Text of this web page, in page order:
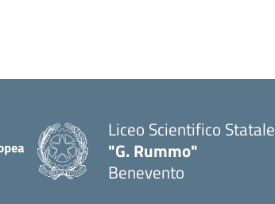
Liceo Scientifico Statale
"G. Rummo"
Benevento